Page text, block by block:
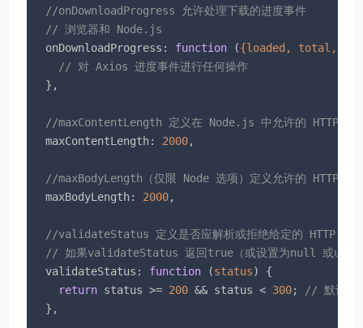
//onDownloadProgress 允许处理下载的进度事件
// 浏览器和 Node.js
onDownloadProgress : function ({loaded, total,
// 对 Axios 进度事件进行任何操作
  },
//maxContentLength 定义在 Node.js 中允许的 HTTP 响应
maxContentLength: 2000,
//maxBodyLength（仅限 Node 选项）定义允许的 HTTP 请
maxBodyLength: 2000,
//validateStatus 定义是否应解析或拒绝给定的 HTTP 响应
// 如果validateStatus 返回true（或设置为null 或
validateStatus : function (status) {
return status >= 200 && status < 300;
// 默认值
  },